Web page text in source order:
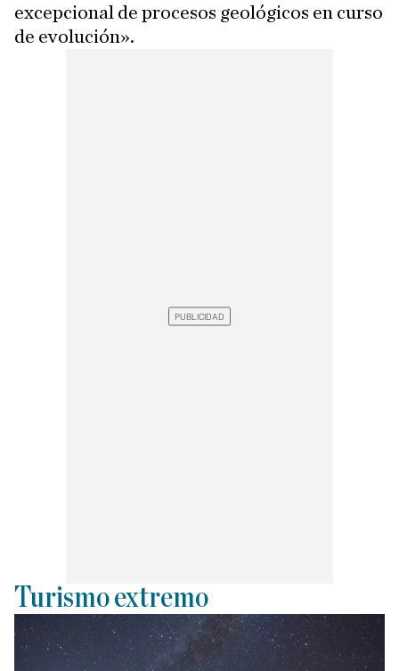
excepcional de procesos geológicos en curso
de evolución».
Turismo extremo